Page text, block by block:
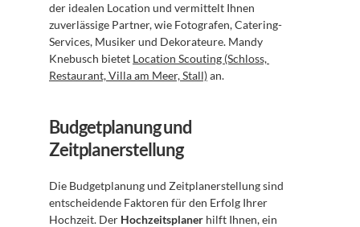
der idealen Location und vermittelt Ihnen
zuverlässige Partner, wie Fotografen, Catering-
Services, Musiker und Dekorateure. Mandy
Knebusch bietet Location Scouting (Schloss,
Restaurant, Villa am Meer, Stall) an.
Budgetplanung und
Zeitplanerstellung
Die Budgetplanung und Zeitplanerstellung sind
entscheidende Faktoren für den Erfolg Ihrer
Hochzeit. Der Hochzeitsplaner hilft Ihnen, ein